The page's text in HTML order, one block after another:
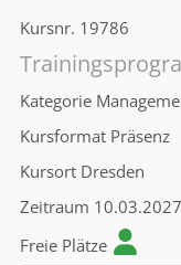
Kursnr. 19786
Kategorie
Kursformat Präsenz
Kursort Dresden
Zeitraum
Freie Plätze